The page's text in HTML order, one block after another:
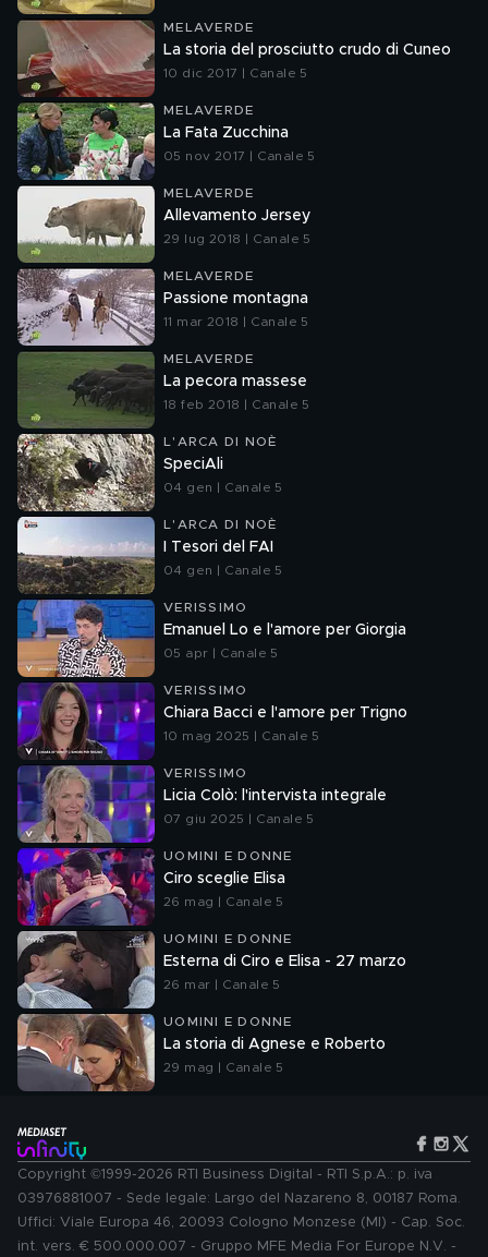
MELAVERDE
La storia del prosciutto crudo di Cuneo
10 dic 2017 | Canale 5
MELAVERDE
La Fata Zucchina
05 nov 2017 | Canale 5
MELAVERDE
Allevamento Jersey
29 lug 2018 | Canale 5
MELAVERDE
Passione montagna
11 mar 2018 | Canale 5
MELAVERDE
La pecora massese
18 feb 2018 | Canale 5
L'ARCA DI NOÈ
SpeciAli
04 gen | Canale 5
L'ARCA DI NOÈ
I Tesori del FAI
04 gen | Canale 5
VERISSIMO
Emanuel Lo e l'amore per Giorgia
05 apr | Canale 5
VERISSIMO
Chiara Bacci e l'amore per Trigno
10 mag 2025 | Canale 5
VERISSIMO
Licia Colò: l'intervista integrale
07 giu 2025 | Canale 5
UOMINI E DONNE
Ciro sceglie Elisa
26 mag | Canale 5
UOMINI E DONNE
Esterna di Ciro e Elisa - 27 marzo
26 mar | Canale 5
UOMINI E DONNE
La storia di Agnese e Roberto
29 mag | Canale 5
Copyright ©1999-2026 RTI Business Digital - RTI S.p.A.: p. iva
03976881007 - Sede legale: Largo del Nazareno 8, 00187 Roma.
Uffici: Viale Europa 46, 20093 Cologno Monzese (MI) - Cap. Soc.
int. vers. € 500.000.007 - Gruppo MFE Media For Europe N.V. -